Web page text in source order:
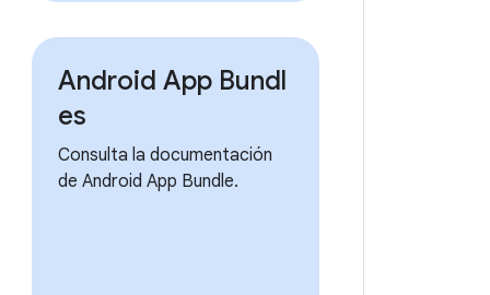
Android App Bundl
es
Consulta la documentación
de Android App Bundle.